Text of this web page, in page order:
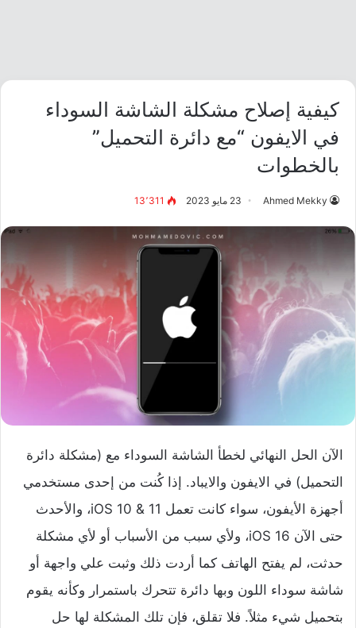
كيفية إصلاح مشكلة الشاشة السوداء
في الايفون “مع دائرة التحميل”
بالخطوات
Ahmed Mekky 23 مايو 2023 13٬311
الآن الحل النهائي لخطأ الشاشة السوداء مع (مشكلة دائرة
التحميل) في الايفون والايباد. إذا كُنت من إحدى مستخدمي
أجهزة الأيفون، سواء كانت تعمل iOS 10 & 11، والأحدث
حتى الآن iOS 16، ولأي سبب من الأسباب أو لأي مشكلة
حدثت، لم يفتح الهاتف كما أردت ذلك وثبت علي واجهة أو
شاشة سوداء اللون وبها دائرة تتحرك باستمرار وكأنه يقوم
بتحميل شيء مثلاً. فلا تقلق، فإن تلك المشكلة لها حل